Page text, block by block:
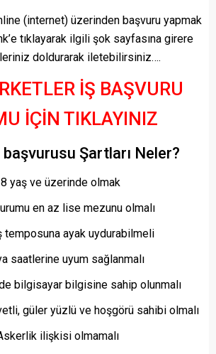
(internet) üzerinden başvuru yapmak
tıklayarak ilgili şok sayfasına girere
doldurarak iletebilirsiniz….
İŞ BAŞVURU
İÇİN TIKLAYINIZ
Şartları Neler?
yaş ve üzerinde olmak
en az lise mezunu olmalı
temposuna ayak uydurabilmeli
saatlerine uyum sağlanmalı
bilgisayar bilgisine sahip olunmalı
güler yüzlü ve hoşgörü sahibi olmalı
ilişkisi olmamalı